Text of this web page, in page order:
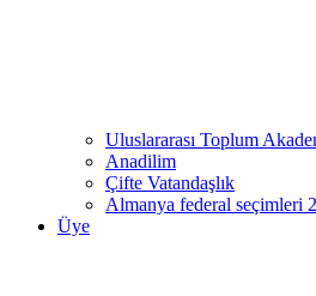
Uluslararası Toplum
Anadilim
Çifte Vatandaşlık
Almanya federal seçimleri
Üye